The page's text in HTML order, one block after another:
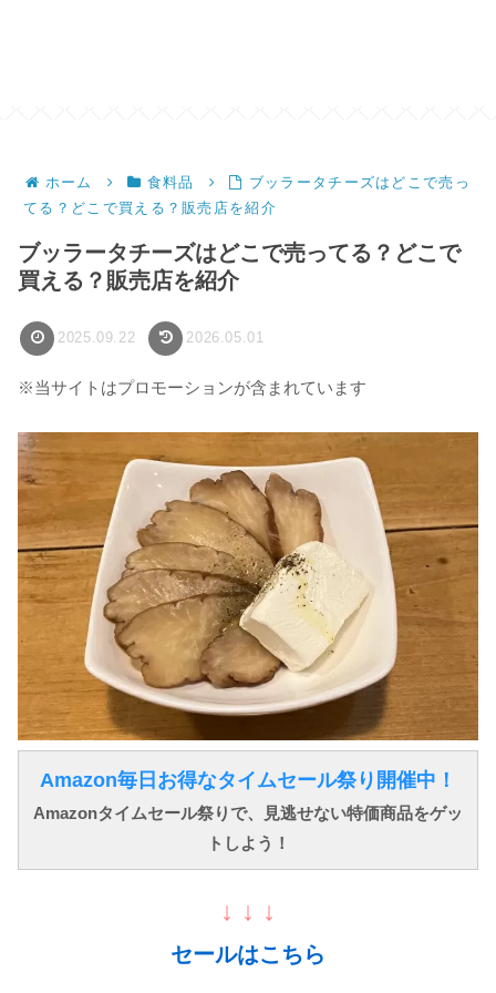
ホーム 食料品
ブッラータチーズはどこで売っ
てる？どこで買える？販売店を紹介
ブッラータチーズはどこで売ってる？どこで
買える？販売店を紹介
2025.09.22 2026.05.01
※当サイトはプロモーションが含まれています
Amazon毎日お得なタイムセール祭り開催中！
Amazonタイムセール祭りで、見逃せない特価商品をゲッ
トしよう！
↓ ↓ ↓
セールはこちら